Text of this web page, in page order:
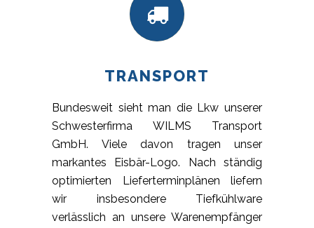
TRANSPORT
Bundesweit sieht man die Lkw unserer
Schwesterfirma WILMS Transport
GmbH. Viele davon tragen unser
markantes Eisbär-Logo. Nach ständig
optimierten Lieferterminplänen liefern
wir insbesondere Tiefkühlware
verlässlich an unsere Warenempfänger